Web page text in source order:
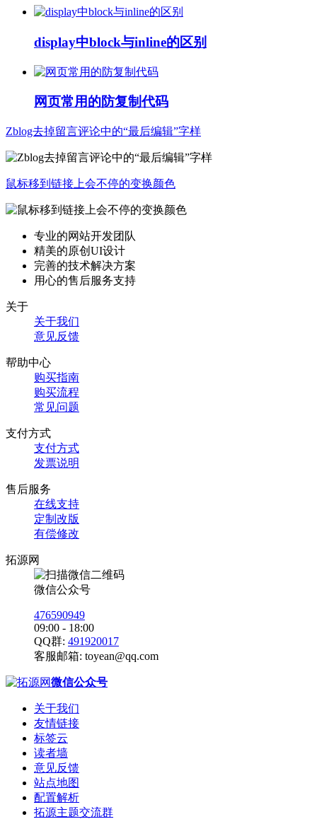
display中block与inline的区别
网页常用的防复制代码
Zblog去掉留言评论中的“最后编辑”字样
鼠标移到链接上会不停的变换颜色
专业的网站开发团队
精美的原创UI设计
完善的技术解决方案
用心的售后服务支持
关于
关于我们
意见反馈
帮助中心
购买指南
购买流程
常见问题
支付方式
支付方式
发票说明
售后服务
在线支持
定制改版
有偿修改
拓源网
微信公众号
476590949
09:00 - 18:00
QQ群: 491920017
客服邮箱: toyean@qq.com
微信公众号
关于我们
友情链接
标签云
读者墙
意见反馈
站点地图
配置解析
拓源主题交流群